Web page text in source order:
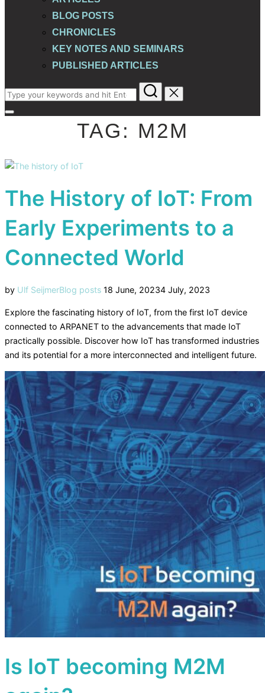
BLOG POSTS
CHRONICLES
KEY NOTES AND SEMINARS
PUBLISHED ARTICLES
Search
for:
Toggle
TAG: M2M
The History of IoT: From
Early Experiments to a
Connected World
by Ulf SeijmerBlog postsPosted
18 June, 20234 July, 2023
Explore the fascinating history of IoT, from the first IoT device
connected to ARPANET to the advancements that made IoT
practically possible. Discover how IoT has transformed industries
and its potential for a more interconnected and intelligent future.
Is IoT becoming M2M